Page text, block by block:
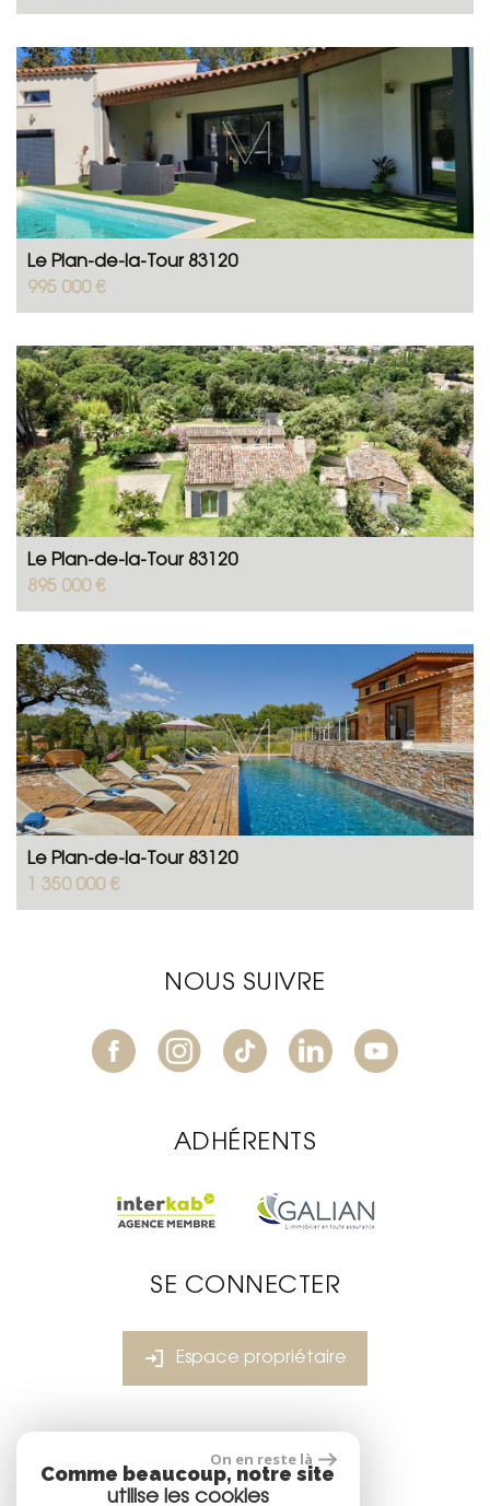
Le Plan-de-la-Tour 83120
995 000 €
Le Plan-de-la-Tour 83120
895 000 €
Le Plan-de-la-Tour 83120
1 350 000 €
NOUS SUIVRE
ADHÉRENTS
SE CONNECTER
Espace propriétaire
On en reste là
Comme beaucoup, notre site
utilise les cookies